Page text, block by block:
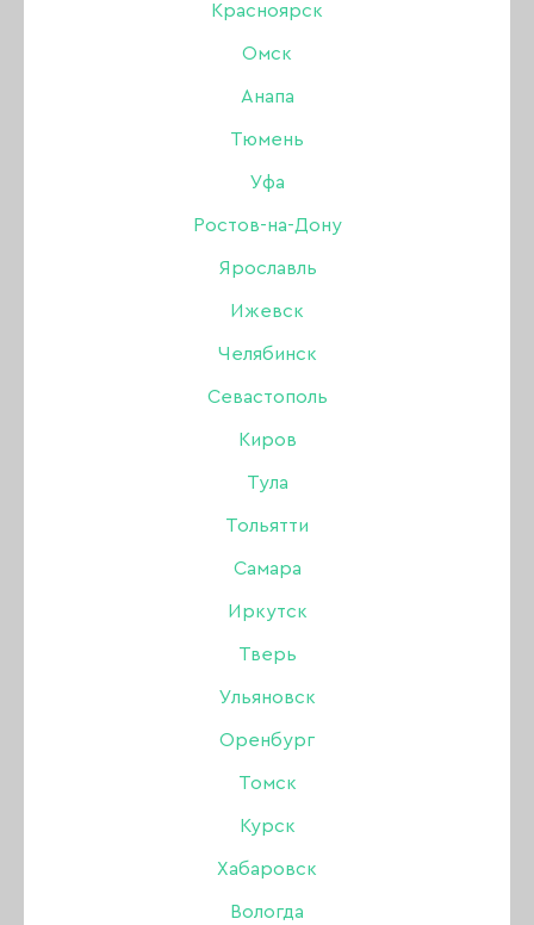
Красноярск
Омск
Анапа
Тюмень
Уфа
Ростов-на-Дону
Ярославль
Ижевск
Челябинск
Севастополь
Киров
Тула
Тольятти
Самара
Иркутск
Тверь
Ульяновск
Оренбург
Томск
Курск
Хабаровск
Вологда
Гель лак SHE 072, 10 мл
В наличии в магазинах
Плотные цвета правильной консистенции,
неприхотливые и максимально комфортные в